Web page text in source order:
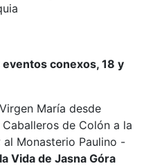
conexos, 18 y
María desde
de Colón a la
Monasterio Paulino -
Vida de Jasna Góra